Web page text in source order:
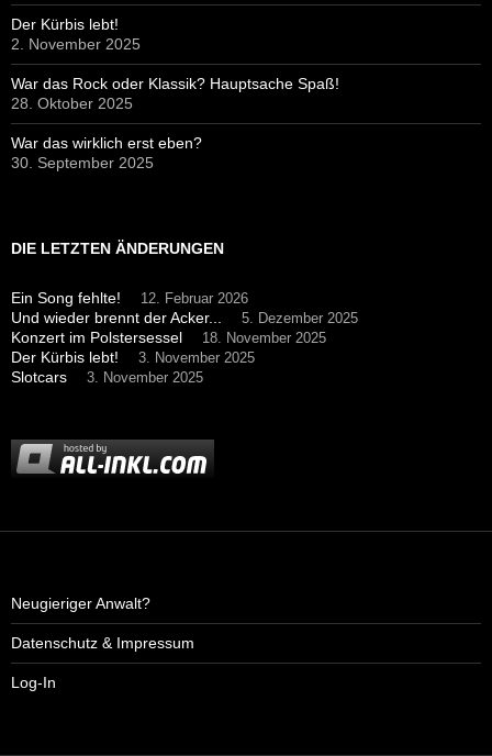
Der Kürbis lebt!
2. November 2025
War das Rock oder Klassik? Hauptsache Spaß!
28. Oktober 2025
War das wirklich erst eben?
30. September 2025
DIE LETZTEN ÄNDERUNGEN
Ein Song fehlte! 12. Februar 2026
Und wieder brennt der Acker... 5. Dezember 2025
Konzert im Polstersessel 18. November 2025
Der Kürbis lebt! 3. November 2025
Slotcars 3. November 2025
Neugieriger Anwalt?
Datenschutz & Impressum
Log-In